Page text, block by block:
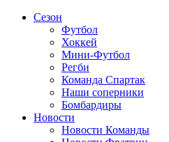
Сезон
Футбол
Хоккей
Мини-Футбол
Регби
Команда Спартак
Наши соперники
Бомбардиры
Новости
Новости Команды